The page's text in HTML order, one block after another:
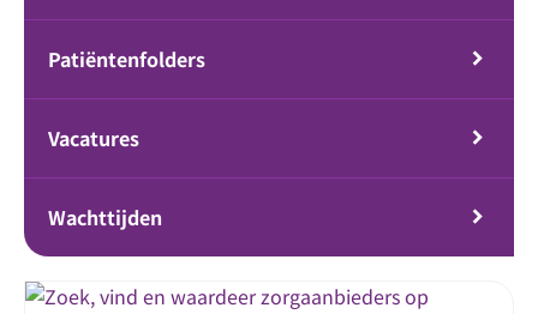
Patiëntenfolders
Vacatures
Wachttijden